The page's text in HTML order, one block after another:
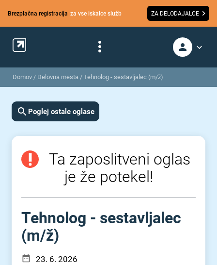
Brezplačna registracija za vse iskalce služb ZA DELODAJALCE
Domov / Delovna mesta / Tehnolog - sestavljalec (m/ž)
Poglej ostale oglase
Ta zaposlitveni oglas
je že potekel!
Tehnolog - sestavljalec
(m⁠/⁠ž)
23. 6. 2026